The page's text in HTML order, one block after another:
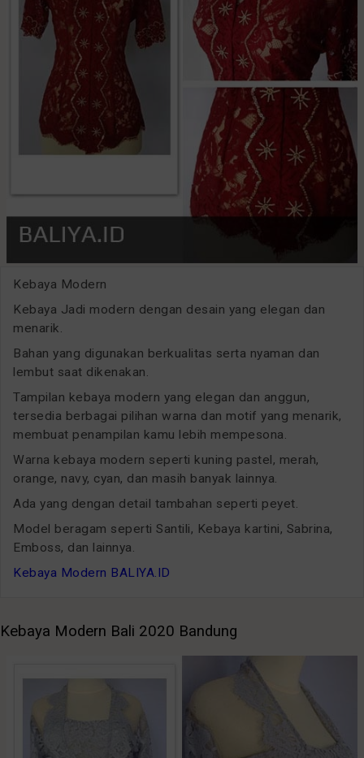
Kebaya Modern
Kebaya Jadi modern dengan desain yang elegan dan
menarik.
Bahan yang digunakan berkualitas serta nyaman dan
lembut saat dikenakan.
Tampilan kebaya modern yang elegan dan anggun,
tersedia berbagai pilihan warna dan motif yang menarik,
membuat penampilan kamu lebih mempesona.
Warna kebaya modern seperti kuning pastel, merah,
orange, navy, cyan, dan masih banyak lainnya.
Ada yang dengan detail tambahan seperti peyet.
Model beragam seperti Santili, Kebaya kartini, Sabrina,
Emboss, dan lainnya.
Kebaya Modern BALIYA.ID
Kebaya Modern Bali 2020 Bandung